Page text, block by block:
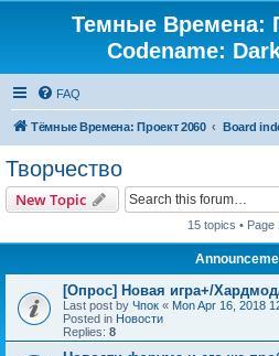
Темные Времена:
Codename:
FAQ
Тёмные Времена: Проект 2060 Board
Творчество
New Topic
15 topics • Page
[Опрос] Новая игра+/
Last post by Чпок « Mon Apr 16, 2018
Posted in Новости
Replies: 8